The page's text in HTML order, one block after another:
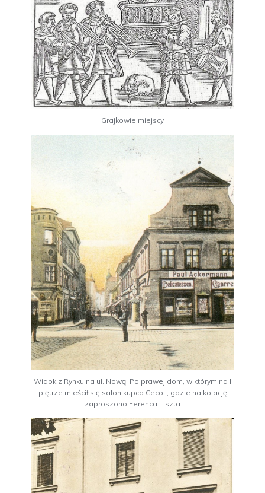
Grajkowie miejscy
Widok z Rynku na ul. Nową. Po prawej dom, w którym na I
piętrze mieścił się salon kupca Cecoli, gdzie na kolację
zaproszono Ferenca Liszta